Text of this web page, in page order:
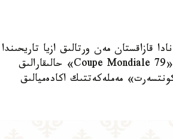
27 تامىز ارالىعىندا استانادا قازاقستان مەن ورتالىق ازيا تاريحىندا
العاش رەت بايانشىلار مەن اككوردەونشىلارعا ارنالعان بەدەلدى «Coupe Mondiale 79» حالىقارالىق
مەملەكەتتىك اكادەميالىق